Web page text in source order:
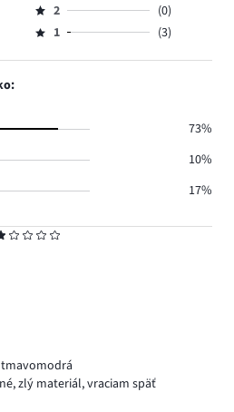
zlý materiál, vraciam späť
hlasov
58.
počet
hlasov
3,
počet
Hodnotenie
2,
2
(0)
Hodnotenie
1,
1 (3)
73%
10%
17%